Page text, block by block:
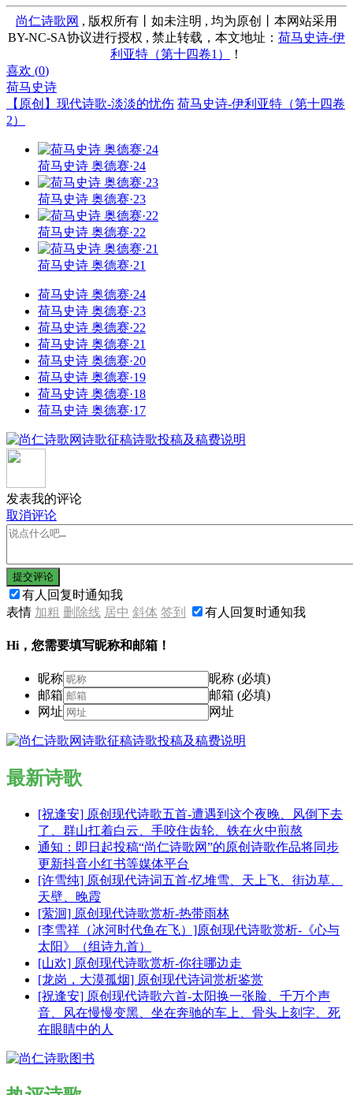
尚仁诗歌网 , 版权所有丨如未注明 , 均为原创丨本网站采用
BY-NC-SA协议进行授权 , 禁止转载，本文地址： 荷马史诗-伊
利亚特（第十四卷1）
！
喜欢 (0)
荷马史诗
【原创】现代诗歌-淡淡的忧伤 荷马史诗-伊利亚特（第十四卷
2）
荷马史诗 奥德赛·24
荷马史诗 奥德赛·23
荷马史诗 奥德赛·22
荷马史诗 奥德赛·21
荷马史诗 奥德赛·24
荷马史诗 奥德赛·23
荷马史诗 奥德赛·22
荷马史诗 奥德赛·21
荷马史诗 奥德赛·20
荷马史诗 奥德赛·19
荷马史诗 奥德赛·18
荷马史诗 奥德赛·17
发表我的评论
取消评论
提交评论
有人回复时通知我
表情 加粗 删除线 居中 斜体 签到 有人回复时通知我
Hi，您需要填写昵称和邮箱！
昵称
昵称 (必填)
邮箱
邮箱 (必填)
网址
网址
最新诗歌
[祝逢安] 原创现代诗歌五首-遭遇到这个夜晚、风倒下去
了、群山扛着白云、手咬住齿轮、铁在火中煎熬
通知：即日起投稿“尚仁诗歌网”的原创诗歌作品将同步
更新抖音小红书等媒体平台
[许雪纯] 原创现代诗词五首-忆堆雪、天上飞、街边草、
天壁、晚霞
[萦洄] 原创现代诗歌赏析-热带雨林
[李雪祥（冰河时代鱼在飞）]原创现代诗歌赏析-《心与
太阳》（组诗九首）
[山欢] 原创现代诗歌赏析-你往哪边走
[龙岗，大漠孤烟] 原创现代诗词赏析鉴赏
[祝逢安] 原创现代诗歌六首-太阳换一张脸、千万个声
音、风在慢慢变黑、坐在奔驰的车上、骨头上刻字、死
在眼睛中的人